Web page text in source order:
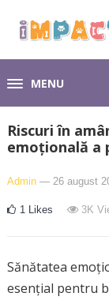
MENU
Riscuri în
emoțională a
Admin — 26 august
1 Likes 3K
Sănătatea
esențial pentru